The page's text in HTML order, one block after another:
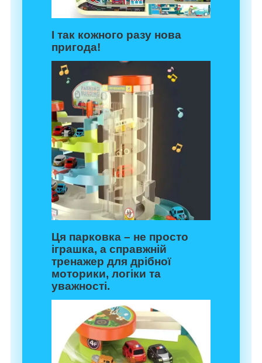
І так кожного разу нова
пригода!
Ця парковка – не просто
іграшка, а справжній
тренажер для дрібної
моторики, логіки та
уважності.